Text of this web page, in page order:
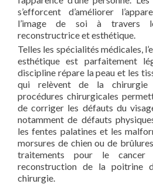
s’efforcent d’améliorer
l’image de soi à travers
reconstructrice et esthétique.
Telles les spécialités médicales,
esthétique est parfaitement
discipline répare la peau et les
qui relèvent de la chirurgie
procédures chirurgicales
de corriger les défauts du
notamment de défauts
les fentes palatines et les
morsures de chien ou de
traitements pour le
reconstruction de la poitrine
chirurgie.